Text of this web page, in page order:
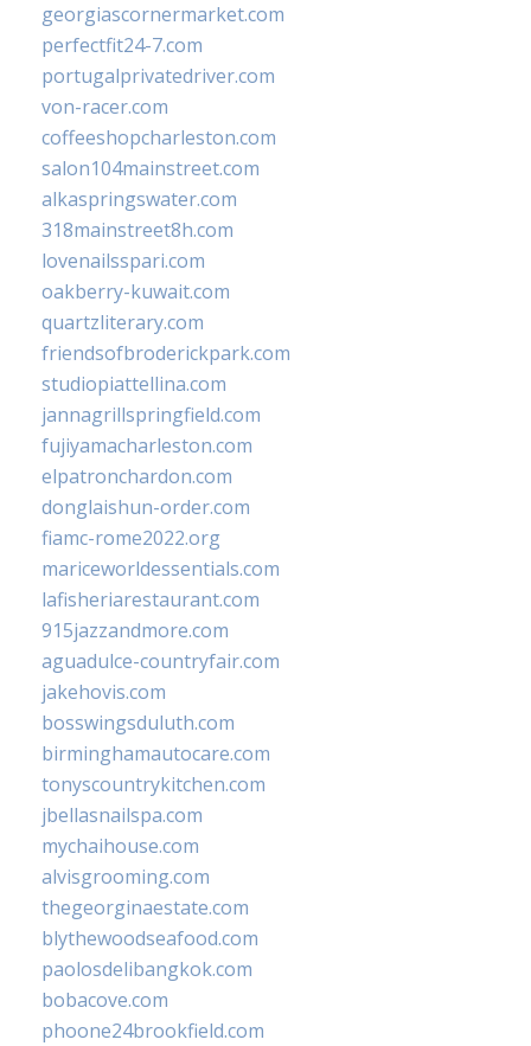
georgiascornermarket.com
perfectfit24-7.com
portugalprivatedriver.com
von-racer.com
coffeeshopcharleston.com
salon104mainstreet.com
alkaspringswater.com
318mainstreet8h.com
lovenailsspari.com
oakberry-kuwait.com
quartzliterary.com
friendsofbroderickpark.com
studiopiattellina.com
jannagrillspringfield.com
fujiyamacharleston.com
elpatronchardon.com
donglaishun-order.com
fiamc-rome2022.org
mariceworldessentials.com
lafisheriarestaurant.com
915jazzandmore.com
aguadulce-countryfair.com
jakehovis.com
bosswingsduluth.com
birminghamautocare.com
tonyscountrykitchen.com
jbellasnailspa.com
mychaihouse.com
alvisgrooming.com
thegeorginaestate.com
blythewoodseafood.com
paolosdelibangkok.com
bobacove.com
phoone24brookfield.com